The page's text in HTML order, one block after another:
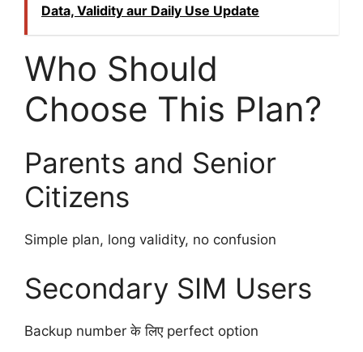
Data, Validity aur Daily Use Update
Who Should
Choose This Plan?
Parents and Senior
Citizens
Simple plan, long validity, no confusion
Secondary SIM Users
Backup number के लिए perfect option